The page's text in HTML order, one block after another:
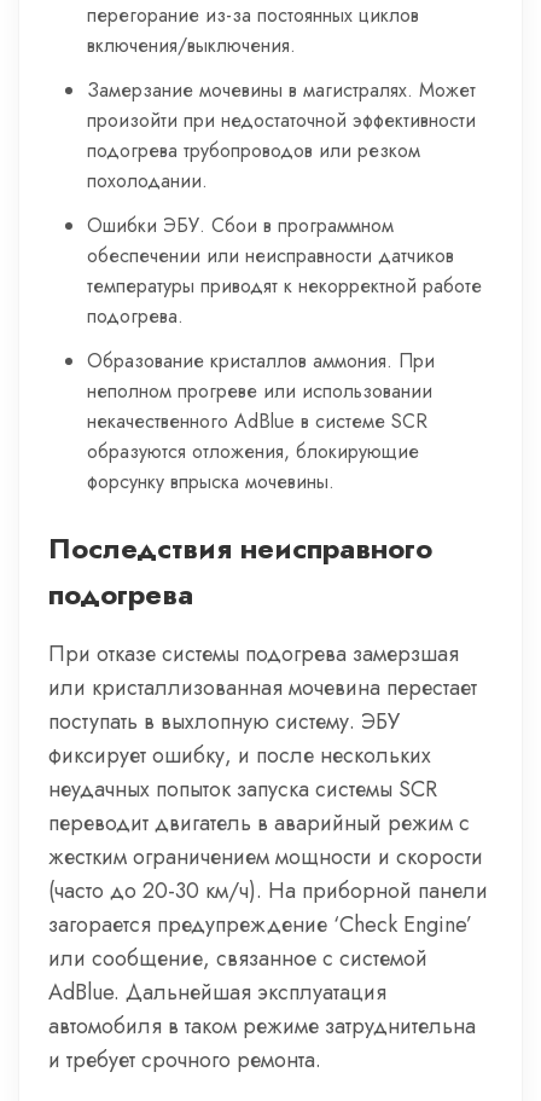
перегорание из-за постоянных циклов
включения/выключения.
Замерзание мочевины в магистралях. Может
произойти при недостаточной эффективности
подогрева трубопроводов или резком
похолодании.
Ошибки ЭБУ. Сбои в программном
обеспечении или неисправности датчиков
температуры приводят к некорректной работе
подогрева.
Образование кристаллов аммония. При
неполном прогреве или использовании
некачественного AdBlue в системе SCR
образуются отложения, блокирующие
форсунку впрыска мочевины.
Последствия неисправного
подогрева
При отказе системы подогрева замерзшая
или кристаллизованная мочевина перестает
поступать в выхлопную систему. ЭБУ
фиксирует ошибку, и после нескольких
неудачных попыток запуска системы SCR
переводит двигатель в аварийный режим с
жестким ограничением мощности и скорости
(часто до 20-30 км/ч). На приборной панели
загорается предупреждение ‘Check Engine’
или сообщение, связанное с системой
AdBlue. Дальнейшая эксплуатация
автомобиля в таком режиме затруднительна
и требует срочного ремонта.